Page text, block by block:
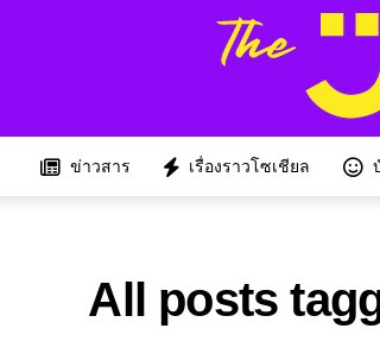
ข่าวสาร เรื่องราวโซเชียล
All posts